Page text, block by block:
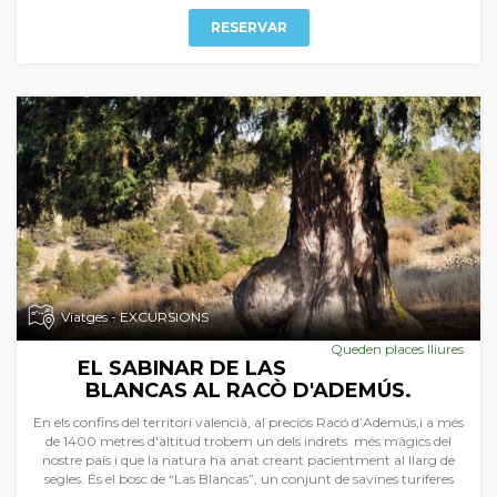
RESERVAR
Viatges - EXCURSIONS
Queden places lliures
EL SABINAR DE LAS
BLANCAS AL RACÒ D'ADEMÚS.
En els confins del territori valencià, al preciós Racó d’Ademús,i a més
de 1400 metres d'altitud trobem un dels indrets més màgics del
nostre país i que la natura ha anat creant pacientment al llarg de
segles. És el bosc de “Las Blancas”, un conjunt de savines turíferes